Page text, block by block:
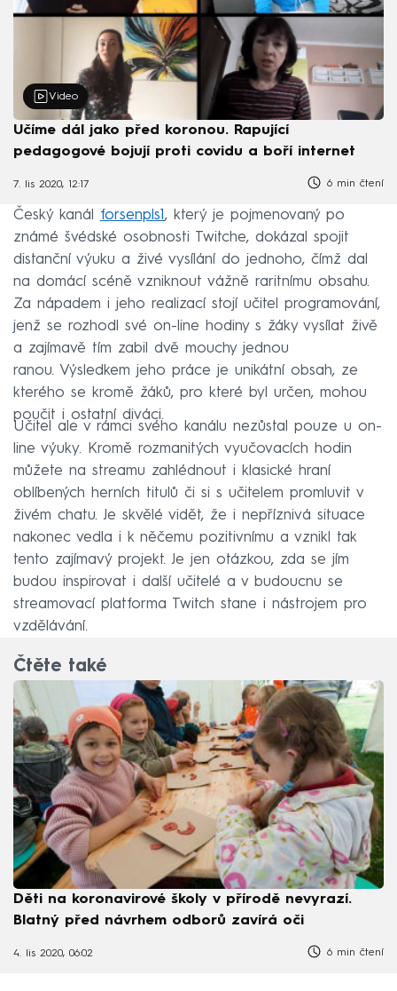
Video
Učíme dál jako před koronou. Rapující
pedagogové bojují proti covidu a boří internet
7. lis 2020, 12:17 6 min čtení
Český kanál forsenpls1, který je pojmenovaný po
známé švédské osobnosti Twitche, dokázal spojit
distanční výuku a živé vysílání do jednoho, čímž dal
na domácí scéně vzniknout vážně raritnímu obsahu.
Za nápadem i jeho realizací stojí učitel programování,
jenž se rozhodl své on-line hodiny s žáky vysílat živě
a zajímavě tím zabil dvě mouchy jednou
ranou. Výsledkem jeho práce je unikátní obsah, ze
kterého se kromě žáků, pro které byl určen, mohou
poučit i ostatní diváci.
Učitel ale v rámci svého kanálu nezůstal pouze u on-
line výuky. Kromě rozmanitých vyučovacích hodin
můžete na streamu zahlédnout i klasické hraní
oblíbených herních titulů či si s učitelem promluvit v
živém chatu. Je skvělé vidět, že i nepříznivá situace
nakonec vedla i k něčemu pozitivnímu a vznikl tak
tento zajímavý projekt. Je jen otázkou, zda se jím
budou inspirovat i další učitelé a v budoucnu se
streamovací platforma Twitch stane i nástrojem pro
vzdělávání.
Čtěte také
Děti na koronavirové školy v přírodě nevyrazí.
Blatný před návrhem odborů zavírá oči
4. lis 2020, 06:02 6 min čtení